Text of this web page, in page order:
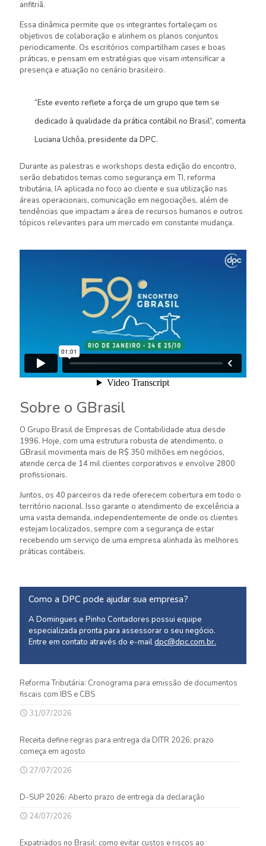
anfitriã.
Essa dinâmica permite que os integrantes fortaleçam os
objetivos de colaboração e alinhem os planos conjuntos
periodicamente. Os escritórios compartilham casese boas
práticas, e pensam em estratégias que visam intensificar a
presença e atuação no cenário brasileiro.
“Este evento reflete a força de um grupo que tem se
dedicado à qualidade da prática contábil no Brasil”, comenta
Luciana Uchôa, presidente da DPC.
Durante as palestras e workshops desta edição do encontro,
serão debatidos temas como segurança em TI, reforma
tributária, IA aplicada no foco ao cliente e sua utilização nas
áreas operacionais, comunicação em negociações, além de
tendências que impactam a área de recursos humanos e outros
tópicos relevantes para um mercado em constante mudança.
Sobre o GBrasil
O Grupo Brasil de Empresas de Contabilidade atua desde
1996. Hoje, com uma estrutura robusta de atendimento, o
GBrasil movimenta mais de R$ 350 milhões em negócios,
atende cerca de 14 mil clientes corporativos e envolve 2800
profissionais.
Juntos, os 40 parceiros da rede oferecem cobertura em todo o
território nacional. Isso garante o atendimento de excelência a
uma vasta demanda, independentemente de onde os clientes
estejam localizados, sempre com a segurança de estar
recebendo um serviço de uma empresa alinhada às melhores
práticas contábeis.
Como a DPC pode ajudar sua empresa?
A Domingues e Pinho Contadores possui equipe
especializada pronta para assessorar o seu negócio.
Entre em contato através do e-maildpc@dpc.com.br.
Reforma Tributária: Cronograma para emissão de documentos
fiscais com IBS e CBS
31/07/2026
Receita define regras para entrega da DITR 2026; prazo
começa em agosto
27/07/2026
D-SUP 2026: Aberto prazo de entrega da declaração
24/07/2026
Expatriados no Brasil: como evitar custos e riscos ao